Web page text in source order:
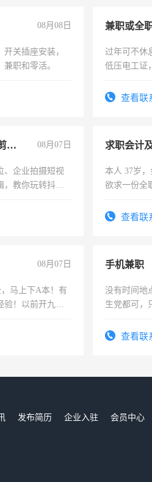
08月08日
关插座安装，
职和零活。
过年可不休
低压电工证
查看联
手机短视频拍摄、剪辑、抖音快手 08月07日
、企业拍摄短视
，教你玩转抖音
教你玩转抖
求职会计
本人 37岁
欲求一份全
查看联
08月07日
马上下A本！有
验！以前开九米
手机兼职
没有时间地
生党都可，
勤快的四五
查看联
发布简历 企业入驻 会员中心